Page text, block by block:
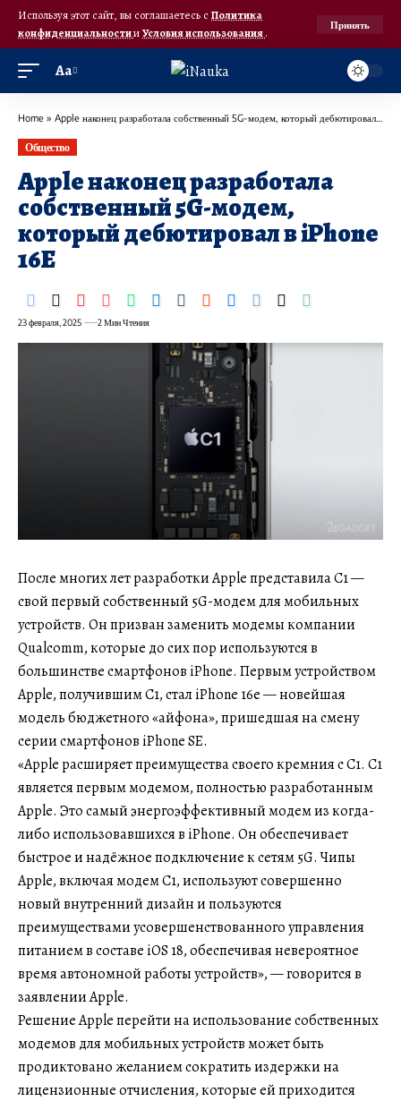
Используя этот сайт, вы соглашаетесь с Политика
конфиденциальностииУсловия использования.
Принять
Аа
Home » Apple наконец разработала собственный 5G-модем, который дебютировал в iPhone 16E
Общество
Apple наконец разработала
собственный 5G-модем,
который дебютировал в iPhone
16E
23 февраля, 2025 2 Мин Чтения
После многих лет разработки Apple представила C1 —
свой первый собственный 5G-модем для мобильных
устройств. Он призван заменить модемы компании
Qualcomm, которые до сих пор используются в
большинстве смартфонов iPhone. Первым устройством
Apple, получившим C1, стал iPhone 16e — новейшая
модель бюджетного «айфона», пришедшая на смену
серии смартфонов iPhone SE.
«Apple расширяет преимущества своего кремния с C1. C1
является первым модемом, полностью разработанным
Apple. Это самый энергоэффективный модем из когда-
либо использовавшихся в iPhone. Он обеспечивает
быстрое и надёжное подключение к сетям 5G. Чипы
Apple, включая модем C1, используют совершенно
новый внутренний дизайн и пользуются
преимуществами усовершенствованного управления
питанием в составе iOS 18, обеспечивая невероятное
время автономной работы устройств», — говорится в
заявлении Apple.
Решение Apple перейти на использование собственных
модемов для мобильных устройств может быть
продиктовано желанием сократить издержки на
лицензионные отчисления, которые ей приходится